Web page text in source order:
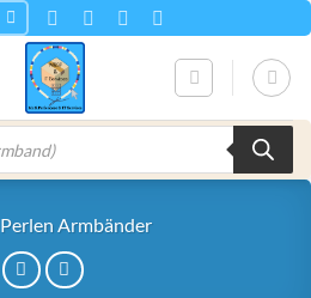
Perlen Armbänder